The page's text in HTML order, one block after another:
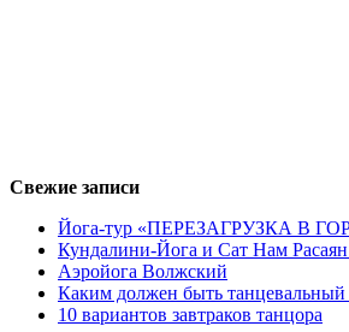
Свежие записи
Йога-тур «ПЕРЕЗАГРУЗКА В
Кундалини-Йога и Сат Нам
Аэройога Волжский
Каким должен быть танцевальный
10 вариантов завтраков танцора